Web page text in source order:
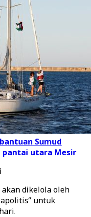
Sumud
pantai utara Mesir
akan dikelola oleh
untuk